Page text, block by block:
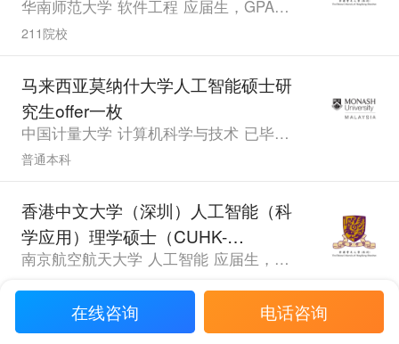
Shenzhen）研究生offer一枚
华南师范大学 软件工程 应届生，GPA87.4，雅思6.5
211院校
马来西亚莫纳什大学人工智能硕士研
究生offer一枚
中国计量大学 计算机科学与技术 已毕业，GPA79.65，PTE74.0
普通本科
香港中文大学（深圳）人工智能（科
学应用）理学硕士（CUHK-
Shenzhen）研究生offer一枚
南京航空航天大学 人工智能 应届生，GPA3.0，雅思6.5
香港中文大学（深圳）经济学理学硕
在线咨询 电话咨询